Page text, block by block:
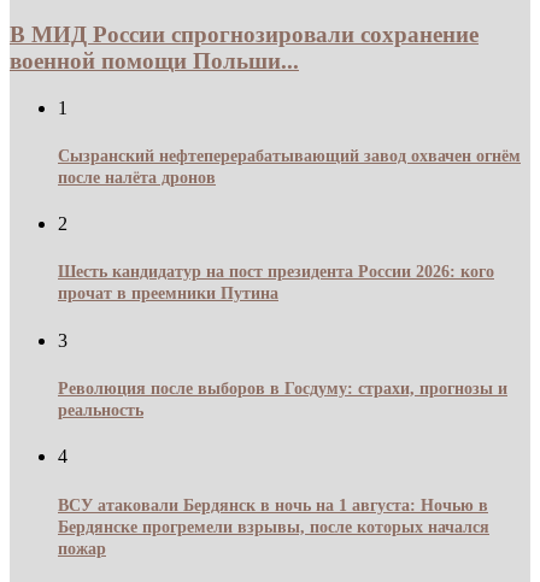
В МИД России спрогнозировали сохранение
военной помощи Польши...
1
Сызранский нефтеперерабатывающий завод охвачен огнём
после налёта дронов
2
Шесть кандидатур на пост президента России 2026: кого
прочат в преемники Путина
3
Революция после выборов в Госдуму: страхи, прогнозы и
реальность
4
ВСУ атаковали Бердянск в ночь на 1 августа: Ночью в
Бердянске прогремели взрывы, после которых начался
пожар